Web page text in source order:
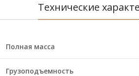
Технические
Полная масса
Грузоподъемность